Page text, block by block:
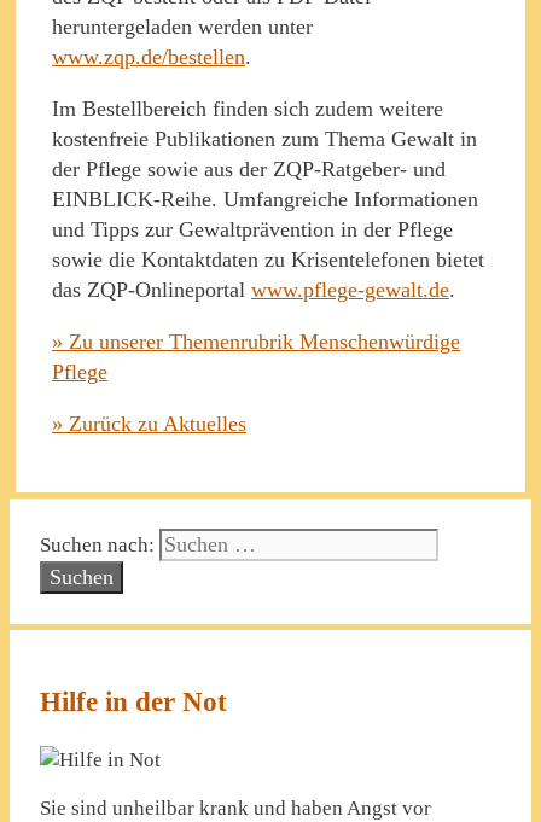
heruntergeladen werden unter
www.zqp.de/bestellen.
Im Bestellbereich finden sich zudem weitere
kostenfreie Publikationen zum Thema Gewalt in
der Pflege sowie aus der ZQP-Ratgeber- und
EINBLICK-Reihe. Umfangreiche Informationen
und Tipps zur Gewaltprävention in der Pflege
sowie die Kontaktdaten zu Krisentelefonen bietet
das ZQP-Onlineportal www.pflege-gewalt.de.
» Zu unserer Themenrubrik Menschenwürdige
Pflege
» Zurück zu Aktuelles
Suchen nach:
Hilfe in der Not
Sie sind unheilbar krank und haben Angst vor